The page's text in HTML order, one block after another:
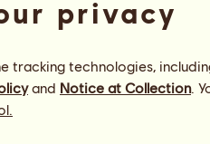
/Genetika
Tételek
értékesítés
privacy
technologies,
and Notice at Collection.